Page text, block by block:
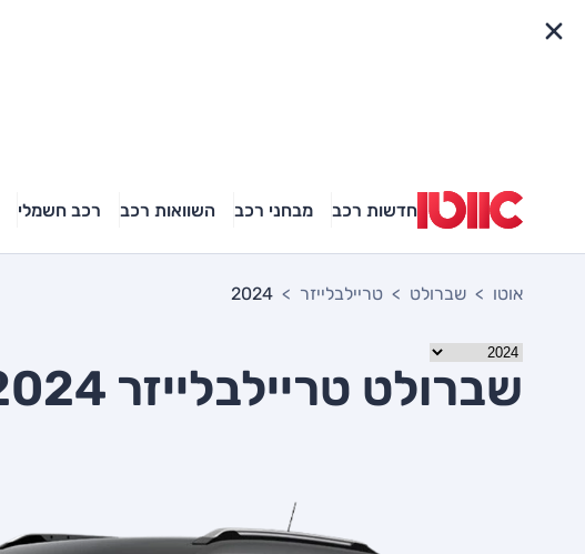
חדשות רכב מבחני רכב השוואות רכב רכב חשמלי
אוטו שברולט טריילבלייזר 2024
שברולט טריילבלייזר 2024 יד שניה